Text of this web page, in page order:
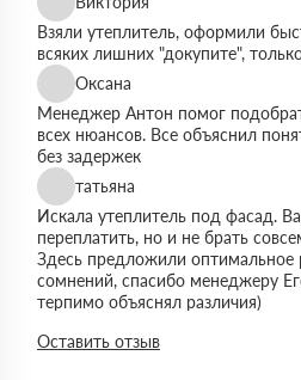
Взяли утеплитель, оформили
всяких лишних "докупите",
Оксана
Менеджер Антон помог
всех нюансов. Все объяснил
без задержек
татьяна
Искала утеплитель под фасад.
переплатить, но и не брать
Здесь предложили оптимальное
сомнений, спасибо менеджеру
терпимо объяснял различия)
Оставить отзыв